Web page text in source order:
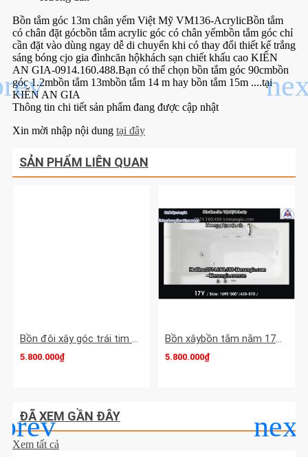
Bồn tắm góc 13m chân yếm Việt Mỹ VM136-AcrylicBồn tắm
có chân đặt gócbồn tắm acrylic góc có chân yếmbồn tắm góc chỉ
cần đặt vào dùng ngay dễ di chuyển khi có thay đổi thiết kế trắng
sáng bóng cjo gia đìnhcăn hộkhách sạn chiết khấu cao KIẾN
AN GIA-0914.160.488.Bạn có thể chọn bồn tắm góc 90cmbồn
góc 1.2mbồn tắm 13mbồn tắm 14 m hay bồn tắm 15m ....tại
KIẾN AN GIA
Thông tin chi tiết sản phẩm đang được cập nhật
Xin mời nhập nội dung tại đây
SẢN PHẨM LIÊN QUAN
Bồn đôi xây góc trái tim Việt Mỹ Acrylic VM14DAcrylic
5.800.000₫
Bồn xâybồn tắm nằm 17m Việt Mỹ Acrylic-17Y
5.800.000₫
ĐÃ XEM GẦN ĐÂY
Xem tất cả